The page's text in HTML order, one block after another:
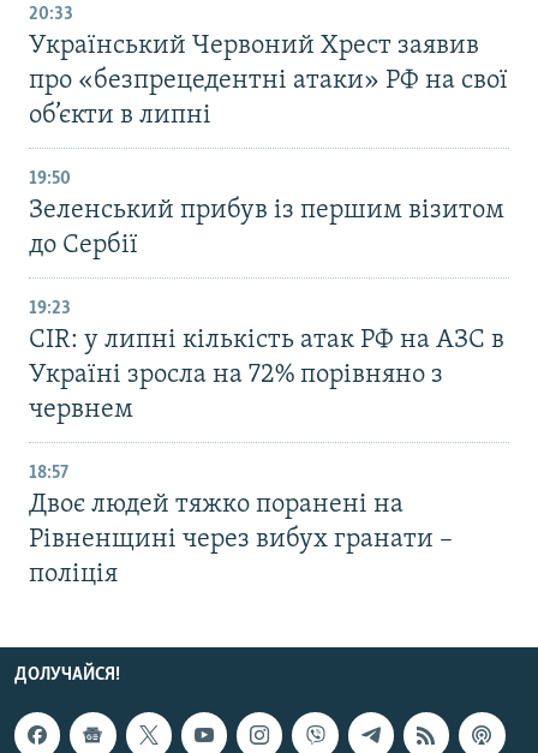
20:33
Український Червоний Хрест заявив
про «безпрецедентні атаки» РФ на свої
об’єкти в липні
19:50
Зеленський прибув із першим візитом
до Сербії
19:23
CIR: у липні кількість атак РФ на АЗС в
Україні зросла на 72% порівняно з
червнем
18:57
Двоє людей тяжко поранені на
Рівненщині через вибух гранати –
поліція
ДОЛУЧАЙСЯ!